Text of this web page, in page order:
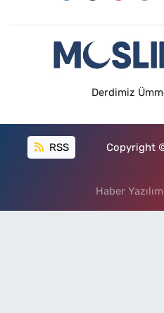
Derdimiz
RSS Copyright
Haber